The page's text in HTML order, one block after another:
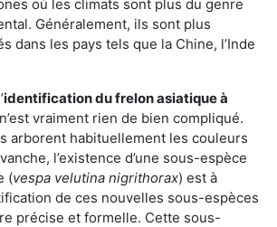
où les climats sont plus du genre
Généralement, ils sont plus
dans les pays tels que la Chine, l’Inde
identification du frelon asiatiqueà
vraiment rien de bien compliqué.
arborent habituellement les couleurs
l’existence d’une sous-espèce
(vespa velutina nigrithorax) est à
de ces nouvelles sous-espèces
précise et formelle. Cette sous-